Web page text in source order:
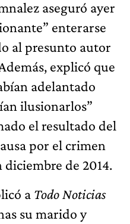
aseguró ayer
enterarse
al presunto autor
explicó que
adelantado
ilusionarlos”
el resultado del
por el crimen
de 2014.
a Todo Noticias
su marido y